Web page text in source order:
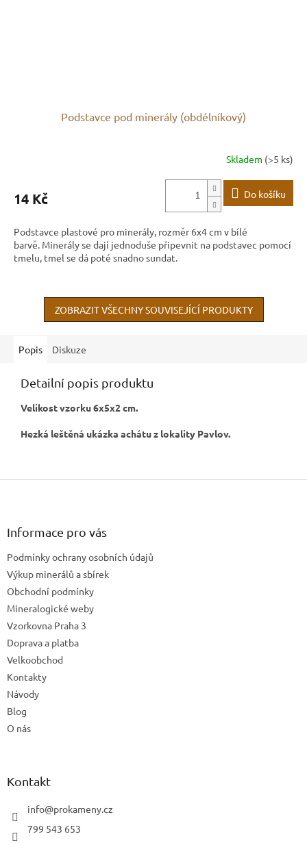
Podstavce pod minerály (obdélníkový)
Skladem (>5 ks)
14 Kč Do košíku
Podstavce plastové pro minerály, rozměr 6x4 cm v bílé
barvě. Minerály se dají jednoduše připevnit na podstavec pomocí
tmelu, tmel se dá poté snadno sundat.
ZOBRAZIT VŠECHNY SOUVISEJÍCÍ PRODUKTY
Popis Diskuze
Detailní popis produktu
Velikost vzorku 6x5x2 cm.
Hezká leštěná ukázka achátu z lokality Pavlov.
Z
Informace pro vás
Podmínky ochrany osobních údajů
Výkup minerálů a sbírek
Obchodní podmínky
Mineralogické weby
Vzorkovna Praha 3
Doprava a platba
Velkoobchod
Kontakty
Návody
Blog
O nás
Kontakt
info@prokameny.cz
799 543 653